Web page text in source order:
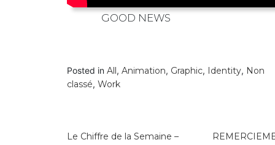
GOOD NEWS
Posted inAll,Animation, Graphic, Identity, Non
classé,Work
Navigation
Le Chiffre de la Semaine –